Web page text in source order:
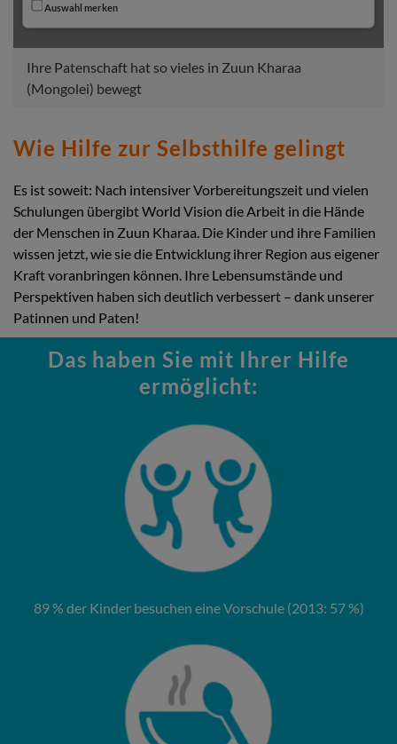
Auswahl merken
Ihre Patenschaft hat so vieles in Zuun Kharaa
(Mongolei) bewegt
Wie Hilfe zur Selbsthilfe gelingt
Es ist soweit: Nach intensiver Vorbereitungszeit und vielen
Schulungen übergibt World Vision die Arbeit in die Hände
der Menschen in Zuun Kharaa. Die Kinder und ihre Familien
wissen jetzt, wie sie die Entwicklung ihrer Region aus eigener
Kraft voranbringen können. Ihre Lebensumstände und
Perspektiven haben sich deutlich verbessert – dank unserer
Patinnen und Paten!
Das haben Sie mit Ihrer Hilfe
ermöglicht:
89 % der Kinder besuchen eine Vorschule (2013: 57 %)